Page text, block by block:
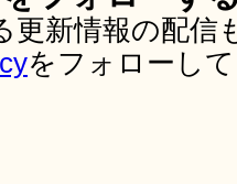
更新情報の配
をフォローし